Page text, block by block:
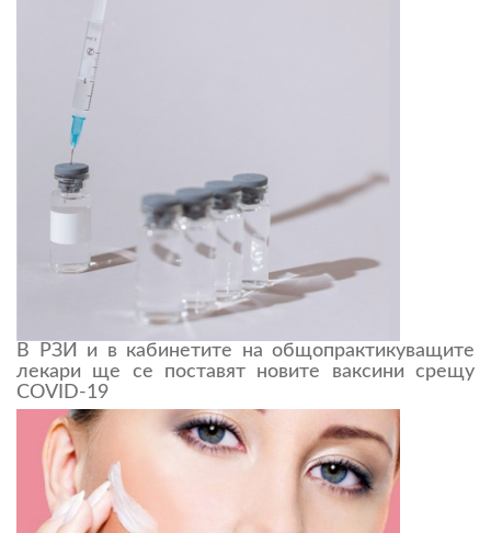
В РЗИ и в кабинетите на общопрактикуващите
лекари ще се поставят новите ваксини срещу
COVID-19